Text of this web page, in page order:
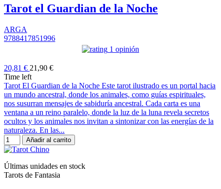
Tarot el Guardian de la Noche
ARGA
9788417851996
1 opinión
20,81 € 21,90 €
Time left
Tarot El Guardian de la Noche Este tarot ilustrado es un portal hacia
un mundo ancestral, donde los animales, como guías espirituales,
nos susurran mensajes de sabiduría ancestral. Cada carta es una
ventana a un reino paralelo, donde la luz de la luna revela secretos
ocultos y los animales nos invitan a sintonizar con las energías de la
naturaleza. En las...
Añadir al carrito
Últimas unidades en stock
Tarots de Fantasia